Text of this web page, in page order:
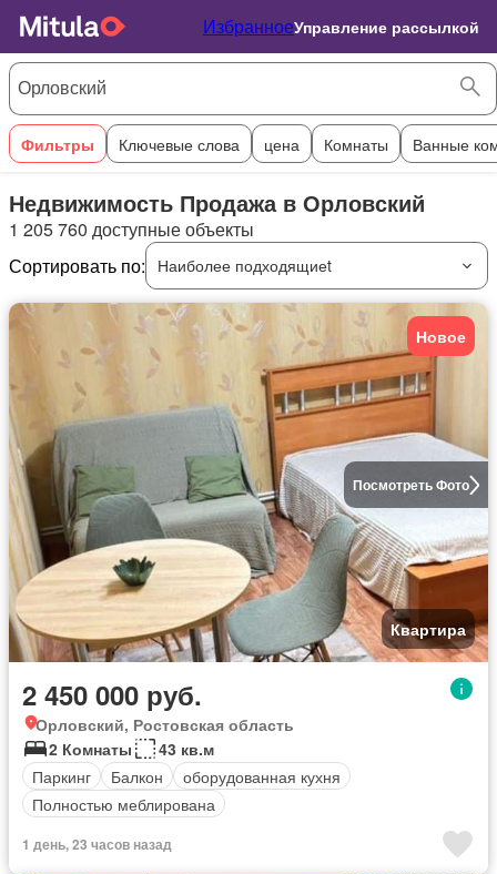
ИзбранноеУправление рассылкой
Фильтры Ключевые слова цена Комнаты Ванные
Недвижимость Продажа в Орловский
1 205 760 доступные объекты
Сортировать по:
Наиболее подходящиеt
Посмотреть Фото
Новое
Квартира
2 450 000 руб.
Орловский, Ростовская область
2 Комнаты
43 кв.м
Паркинг
Балкон
оборудованная кухня
Полностью меблирована
1 день, 23 часов назад